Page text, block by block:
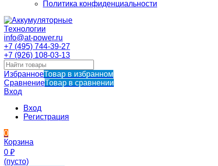
Политика конфиденциальности
info@at-power.ru
+7 (495) 744-39-27
+7 (926) 108-03-13
ИзбранноеТовар в избранном
СравнениеТовар в сравнении
Вход
Вход
Регистрация
0
Корзина
0 ₽
(пусто)